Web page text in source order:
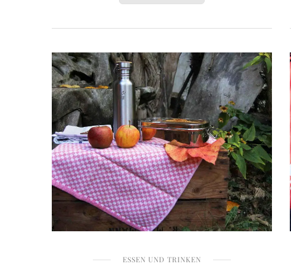
ESSEN UND TRINKEN